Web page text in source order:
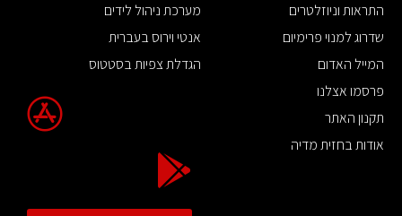
התראות וניוזלטרים
שדרוג למנוי פרימיום
המייל האדום
פרסמו אצלנו
תקנון האתר
אודות בחזית מדיה
מערכת ניהול לידים
אנטי וירוס בעברית
הגדלת צפיות בסטטוס